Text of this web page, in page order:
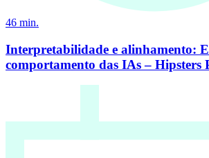
46 min.
Interpretabilidade e alinhamento:
comportamento das IAs – Hipsters